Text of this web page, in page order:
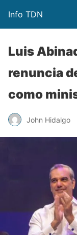
Info TDN
Luis
renuncia
como
John Hidalgo